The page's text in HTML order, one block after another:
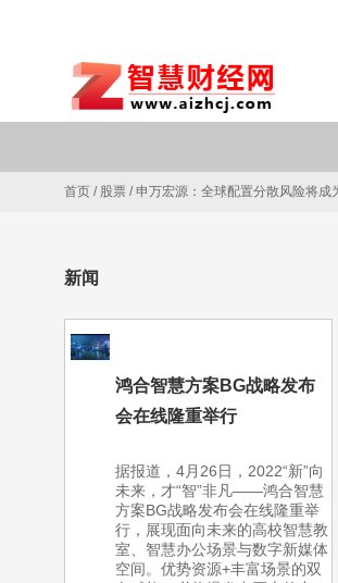
首页 / 股票 /申万宏源：全球配置分散风险将成
新闻
鸿合智慧方案BG战略发布
会在线隆重举行
据报道，4月26日，2022“新”向
未来，才“智”非凡——鸿合智慧
方案BG战略发布会在线隆重举
行，展现面向未来的高校智慧教
室、智慧办公场景与数字新媒体
空间。优势资源+丰富场景的双